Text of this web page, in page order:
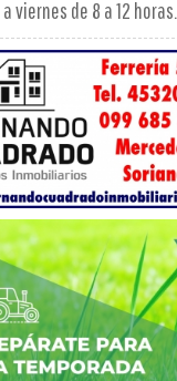
viernes de 8 a 12 horas.